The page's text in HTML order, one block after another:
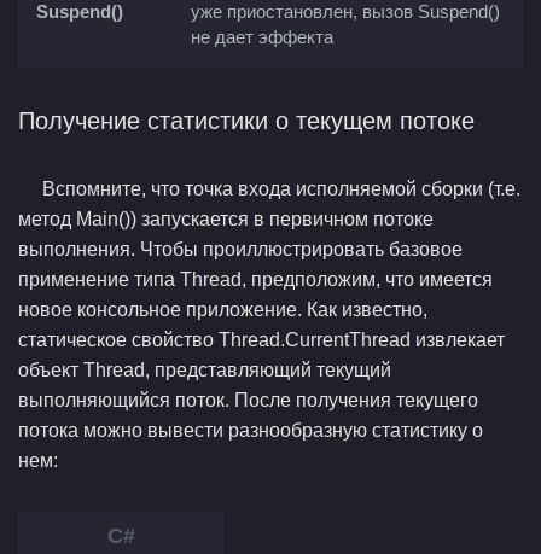
Suspend()
уже приостановлен, вызов Suspend()
не дает эффекта
Получение статистики о текущем потоке
Вспомните, что точка входа исполняемой сборки (т.е.
метод Main()) запускается в первичном потоке
выполнения. Чтобы проиллюстрировать базовое
применение типа Thread, предположим, что имеется
новое консольное приложение. Как известно,
статическое свойство Thread.CurrentThread извлекает
объект Thread, представляющий текущий
выполняющийся поток. После получения текущего
потока можно вывести разнообразную статистику о
нем: